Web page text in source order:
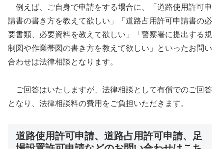
例えば、ご自身で申請をする場合に、「道路使用許可申
請書の書き方を教えて欲しい」「道路占用許可申請書の必
要書類、必要資料を教えて欲しい」「警察署に提出する規
制図や作業帯図の書き方を教えて欲しい」といったお問い
合わせは法律相談となります。
ご回答はいたしますが、法律相談として有償でのご回答
となり、法律相談料の費用をご負担いただきます。
道路使用許可申請、道路占用許可申請、足